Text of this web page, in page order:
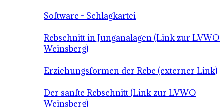
Software - Schlagkartei
Rebschnitt in Junganalagen (Link zur LVWO
Weinsberg)
Erziehungsformen der Rebe (externer Link)
Der sanfte Rebschnitt (Link zur LVWO
Weinsberg)